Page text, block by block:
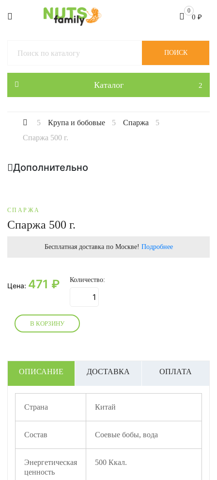
0
0 ₽
Каталог
ПОИСК
Крупа и бобовые
Спаржа
Спаржа 500 г.
Дополнительно
СПАРЖА
Спаржа 500 г.
Бесплатная доставка по Москве! Подробнее
Цена: 471 ₽ Количество:
В КОРЗИНУ
ОПИСАНИЕ ДОСТАВКА ОПЛАТА
Страна Китай
Состав Соевые бобы, вода
Энергетическая
ценность
500 Ккал.